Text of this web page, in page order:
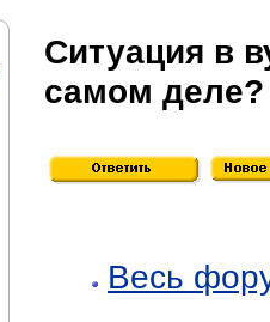
Ситуация в
самом деле?
Весь